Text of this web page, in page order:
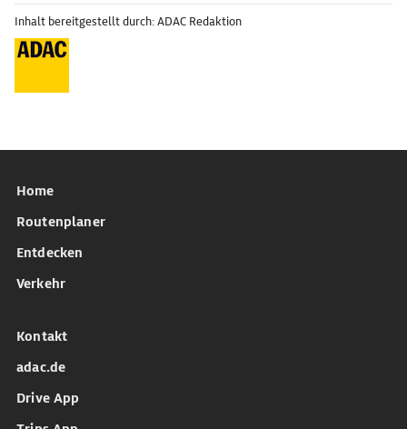
Inhalt bereitgestellt durch: ADAC Redaktion
Home
Routenplaner
Entdecken
Verkehr
Kontakt
adac.de
Drive App